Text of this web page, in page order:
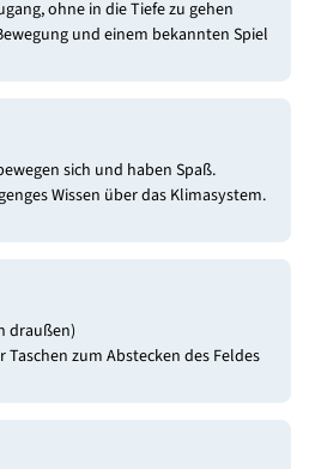
ohne in die Tiefe zu gehen
und einem bekannten Spiel
sich und haben Spaß.
Wissen über das Klimasystem.
draußen)
Taschen zum Abstecken des Feldes